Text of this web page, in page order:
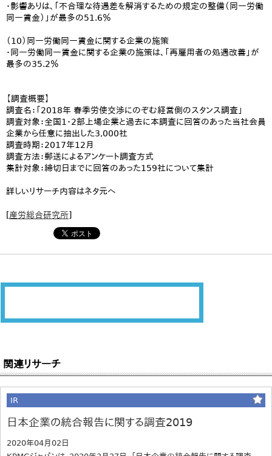
・影響ありは、「不合理な待遇差を解消するための規定の整備（同一労働
同一賃金）」が最多の51.6％
（10）同一労働同一賃金に関する企業の施策
・同一労働同一賃金に関する企業の施策は、「再雇用者の処遇改善」が
最多の35.2％
【調査概要】
調査名：「2018年 春季労使交渉にのぞむ経営側のスタンス調査」
調査対象：全国1・2部上場企業と過去に本調査に回答のあった当社会員
企業から任意に抽出した3,000社
調査時期：2017年12月
調査方法：郵送によるアンケート調査方式
集計対象：締切日までに回答のあった159社について集計
詳しいリサーチ内容はネタ元へ
[産労総合研究所]
関連リサーチ
IR
日本企業の統合報告に関する調査2019
2020年04月02日